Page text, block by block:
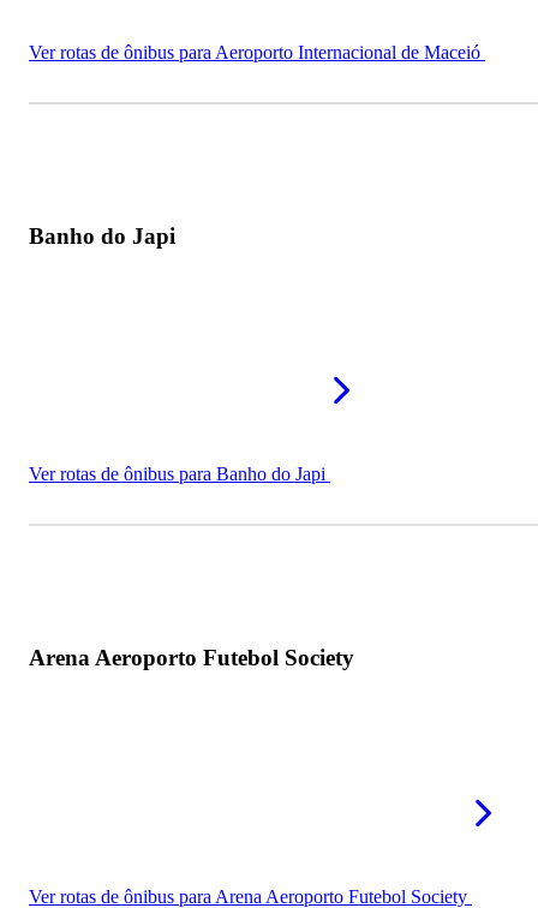
Ver rotas de ônibus para Aeroporto Internacional de Maceió
Banho do Japi
Ver rotas de ônibus para Banho do Japi
Arena Aeroporto Futebol Society
Ver rotas de ônibus para Arena Aeroporto Futebol Society